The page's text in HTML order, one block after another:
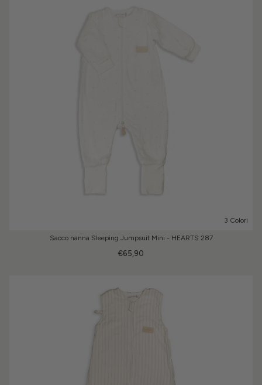
3 Colori
Sacco nanna Sleeping Jumpsuit Mini - HEARTS 287
€65,90